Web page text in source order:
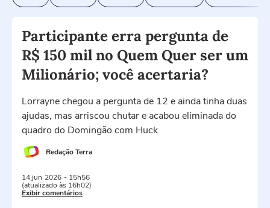
Participante erra pergunta de
R$ 150 mil no Quem Quer ser um
Milionário; você acertaria?
Lorrayne chegou a pergunta de 12 e ainda tinha duas
ajudas, mas arriscou chutar e acabou eliminada do
quadro do Domingão com Huck
Redação Terra
14 jun 2026 - 15h56
(atualizado às 16h02)
Exibir comentários